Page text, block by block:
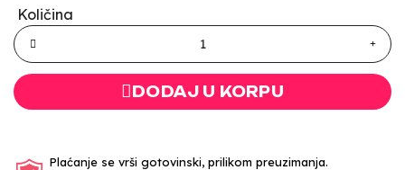
Količina
DODAJ U KORPU
Plaćanje se vrši gotovinski, prilikom preuzimanja.